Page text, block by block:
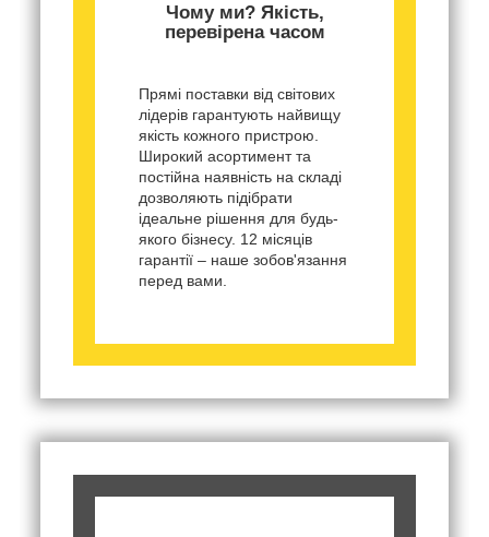
Чому ми? Якість,
перевірена часом
Прямі поставки від світових
лідерів гарантують найвищу
якість кожного пристрою.
Широкий асортимент та
постійна наявність на складі
дозволяють підібрати
ідеальне рішення для будь-
якого бізнесу. 12 місяців
гарантії – наше зобов'язання
перед вами.